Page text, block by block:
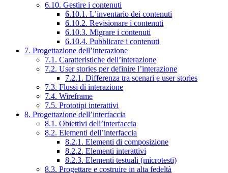
6.10. Gestire i contenuti
6.10.1. L’inventario dei contenuti
6.10.2. Revisionare i contenuti
6.10.3. Migrare i contenuti
6.10.4. Pubblicare i contenuti
7. Progettazione dell’interazione
7.1. Caratteristiche dell’interazione
7.2. User stories per definire l’interazione
7.2.1. Differenza tra scenari e user stories
7.3. Flussi di interazione
7.4. Wireframe
7.5. Prototipi interattivi
8. Progettazione dell’interfaccia
8.1. Obiettivi dell’interfaccia
8.2. Elementi dell’interfaccia
8.2.1. Elementi di composizione
8.2.2. Elementi interattivi
8.2.3. Elementi testuali (microtesti)
8.3. Progettare e costruire in alta fedeltà